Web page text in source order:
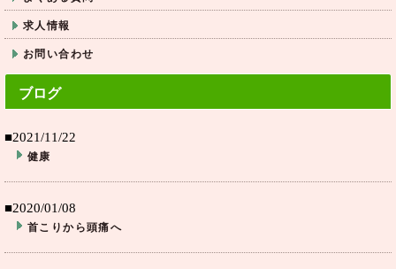
求人情報
お問い合わせ
ブログ
■2021/11/22
健康
■2020/01/08
首こりから頭痛へ